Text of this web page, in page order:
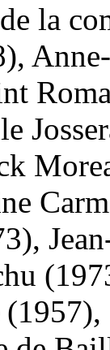
la